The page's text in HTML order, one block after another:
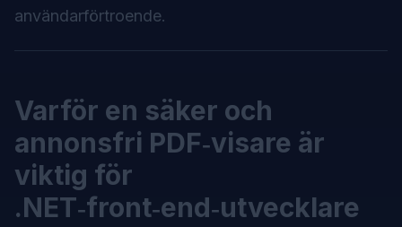
användarförtroende.
Varför en säker och
annonsfri PDF‑visare är
viktig för
.NET‑front‑end‑utvecklare